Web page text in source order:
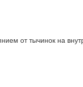
от тычинок на